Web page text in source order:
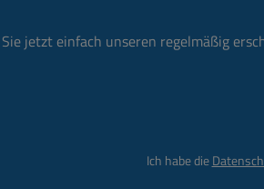
679-
jetzt einfach unseren regelmäßig
Ich habe die